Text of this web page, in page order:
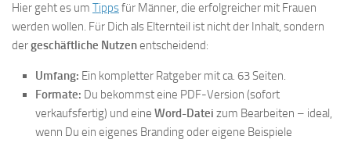
Hier geht es um Tippsfür Männer, die erfolgreicher mit Frauen
werden wollen. Für Dich als Elternteil ist nicht der Inhalt, sondern
dergeschäftliche Nutzenentscheidend:
Umfang: Ein kompletter Ratgeber mit ca. 63 Seiten.
Formate: Du bekommst eine PDF-Version (sofort
verkaufsfertig) und eine Word-Datei zum Bearbeiten – ideal,
wenn Du ein eigenes Branding oder eigene Beispiele